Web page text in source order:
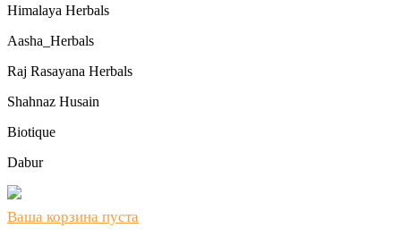
Himalaya Herbals
Aasha_Herbals
Raj Rasayana Herbals
Shahnaz Husain
Biotique
Dabur
Ваша корзина пуста